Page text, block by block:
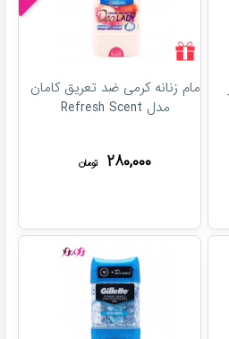
مام زنانه کرمی ضد تعریق کامان
مدل Refresh Scent
۲۸۰,۰۰۰ تومان